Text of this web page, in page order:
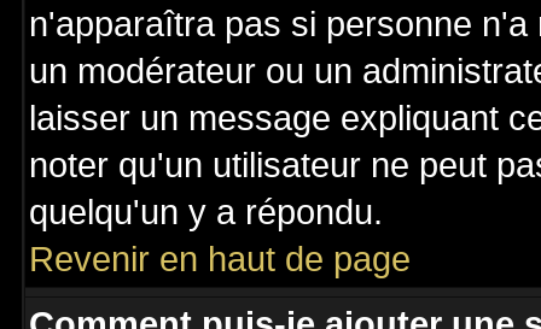
n'apparaîtra pas si personne
un modérateur ou un
laisser un message expliquant
noter qu'un utilisateur ne peut
quelqu'un y a répondu.
Revenir en haut de page